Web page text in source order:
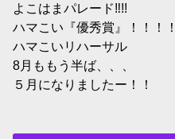
よこはまパレード‼︎!!
ハマこい『優秀賞』！！！！
ハマこいリハーサル
8月ももう半ば、、、
５月になりましたー！！